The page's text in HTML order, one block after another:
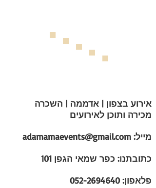
אירוע בצפון | אדממה | השכרה
מכירה ותוכן לאירועים
מייל: adamamaevents@gmail.com
כתובתנו: כפר שמאי הגפן 101
פלאפון: 052-2694640